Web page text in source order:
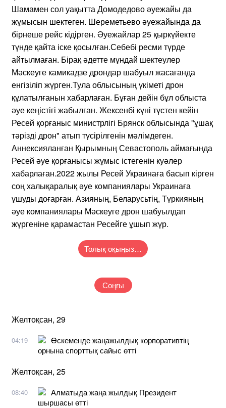
Шамамен сол уақытта Домодедово әуежайы да
жұмысын шектеген. Шереметьево әуежайында да
бірнеше рейс кідірген. Әуежайлар 25 қыркүйекте
түнде қайта іске қосылған.Себебі ресми түрде
айтылмаған. Бірақ әдетте мұндай шектеулер
Мәскеуге камикадзе дрондар шабуыл жасағанда
енгізіліп жүрген.Тула облысының үкіметі дрон
құлатылғанын хабарлаған. Бұған дейін бұл облыста
әуе кеңістігі жабылған. Жексенбі күні түстен кейін
Ресей қорғаныс министрлігі Брянск облысында "ұшақ
тәрізді дрон" атып түсірілгенін мәлімдеген.
Аннексияланған Қырымның Севастополь аймағында
Ресей әуе қорғанысы жұмыс істегенін куәлер
хабарлаған.2022 жылы Ресей Украинаға басып кірген
соң халықаралық әуе компаниялары Украинаға
ұшуды доғарған. Азияның, Беларусьтің, Түркияның
әуе компаниялары Мәскеуге дрон шабуылдап
жүргеніне қарамастан Ресейге ұшып жүр.
Толық оқыңыз…
Соңғы
Желтоқсан, 29
04:19
Өскеменде жаңажылдық корпоративтің
орнына спорттық сайыс өтті
Желтоқсан, 25
08:40
Алматыда жаңа жылдық Президент
шыршасы өтті